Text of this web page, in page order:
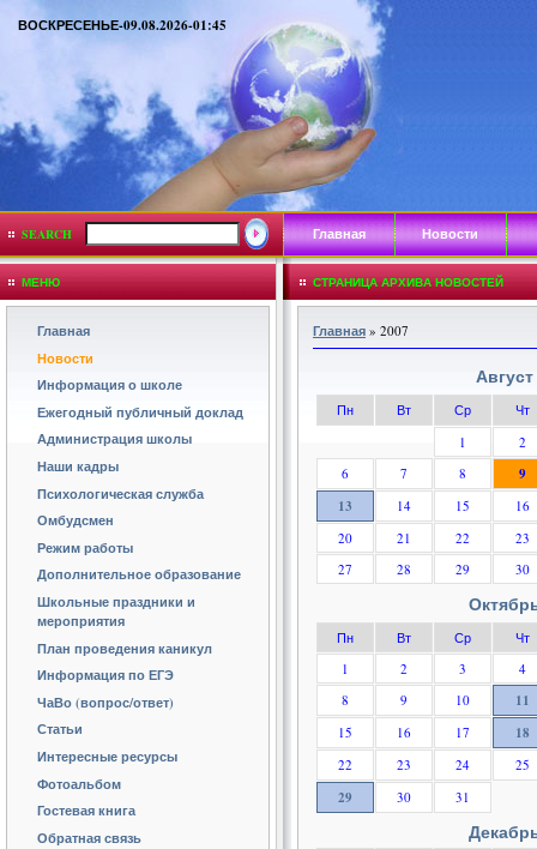
ВОСКРЕСЕНЬЕ-09.08.2026-01:45
SEARCH Главная Новости
МЕНЮ
Главная
Новости
Информация о школе
Ежегодный публичный доклад
Администрация школы
Наши кадры
Психологическая служба
Омбудсмен
Режим работы
Дополнительное образование
Школьные праздники и
мероприятия
План проведения каникул
Информация по ЕГЭ
ЧаВо (вопрос/ответ)
Статьи
Интересные ресурсы
Фотоальбом
Гостевая книга
Обратная связь
СТРАНИЦА АРХИВА НОВОСТЕЙ
Главная » 2007
Август
Пн Вт Ср
Чт
1
2
6
7 8
9
13
14 15
16
20
21 22
23
27
28 29 30
Пн Вт Ср
Чт
1
2 3
4
8
9 10 11
15 16 17 18
22 23 24 25
29 30 31